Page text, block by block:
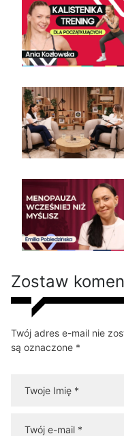
Zostaw
Twój adres e-mail nie
są oznaczone *